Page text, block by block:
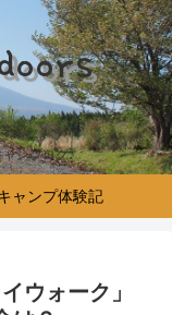
ンブログ♪
ャンプ体験記
ウォーク」